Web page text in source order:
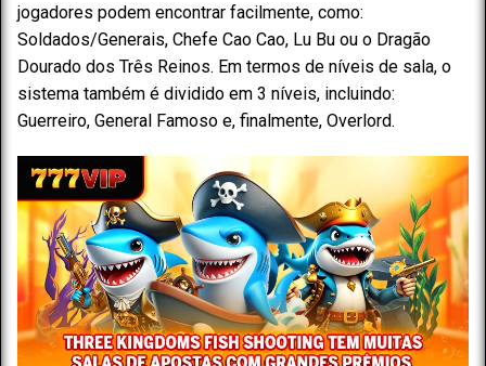
jogadores podem encontrar facilmente, como:
Soldados/Generais, Chefe Cao Cao, Lu Bu ou o Dragão
Dourado dos Três Reinos. Em termos de níveis de sala, o
sistema também é dividido em 3 níveis, incluindo:
Guerreiro, General Famoso e, finalmente, Overlord.